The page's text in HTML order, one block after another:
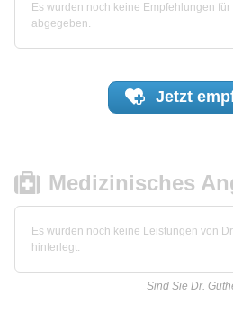
Es wurden noch keine Empfehlungen
abgegeben.
Jetzt
Medizinisches
Es wurden noch keine Leistungen von
hinterlegt.
Sind Sie Dr.